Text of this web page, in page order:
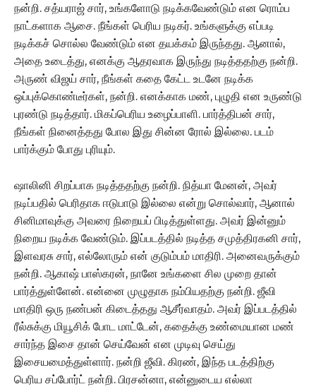
நன்றி. சத்யராஜ் சார், உங்களோடு நடிக்கவேண்டும் என ரொம்ப
நாட்களாக ஆசை. நீங்கள் பெரிய நடிகர். உங்களுக்கு எப்படி
நடிக்கச் சொல்ல வேண்டும் என தயக்கம் இருந்தது. ஆனால்,
அதை உடைத்து, எனக்கு ஆதரவாக இருந்து நடித்ததற்கு நன்றி.
அருண் விஜய் சார், நீங்கள் கதை கேட்ட உடனே நடிக்க
ஒப்புக்கொண்டீர்கள், நன்றி. எனக்காக மண், புழுதி என உருண்டு
புரண்டு நடித்தார். மிகப்பெரிய உழைப்பாளி. பார்த்திபன் சார்,
நீங்கள் நினைத்தது போல இது சின்ன ரோல் இல்லை. படம்
பார்க்கும் போது புரியும்.
ஷாலினி சிறப்பாக நடித்ததற்கு நன்றி. நித்யா மேனன், அவர்
நடிப்பதில் பெரிதாக ஈடுபாடு இல்லை என்று சொல்வார், ஆனால்
சினிமாவுக்கு அவரை நிறையப் பிடித்துள்ளது. அவர் இன்னும்
நிறைய நடிக்க வேண்டும். இப்படத்தில் நடித்த சமுத்திரகனி சார்,
இளவரசு சார், எல்லோரும் என் குடும்பம் மாதிரி. அனைவருக்கும்
நன்றி. ஆகாஷ் பாஸ்கரன், நானே உங்களை சில முறை தான்
பார்த்துள்ளேன். என்னை முழுதாக நம்பியதற்கு நன்றி. ஜீவி
மாதிரி ஒரு நண்பன் கிடைத்தது ஆசீர்வாதம். அவர் இப்படத்தில்
ரீல்சுக்கு மியூசிக் போட மாட்டேன், கதைக்கு உண்மையான மண்
சார்ந்த இசை தான் செய்வேன் என முடிவு செய்து
இசையமைத்துள்ளார். நன்றி ஜீவி. கிரண், இந்த படத்திற்கு
பெரிய சப்போர்ட் நன்றி. பிரசன்னா, என்னுடைய எல்லா